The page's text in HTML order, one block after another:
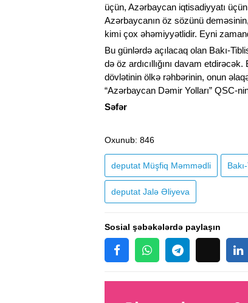
üçün, Azərbaycan iqtisadiyyatı
Azərbaycanın öz sözünü
kimi çox əhəmiyyətlidir. Eyni
Bu günlərdə açılacaq olan Bakı-
də öz ardıcıllığını davam
dövlətinin ölkə rəhbərinin, onun
“Azərbaycan Dəmir Yolları” QSC-
Səfər
Oxunub: 846
deputat Müşfiq Məmmədli
deputat Jalə Əliyeva
Sosial şəbəkələrdə paylaşın